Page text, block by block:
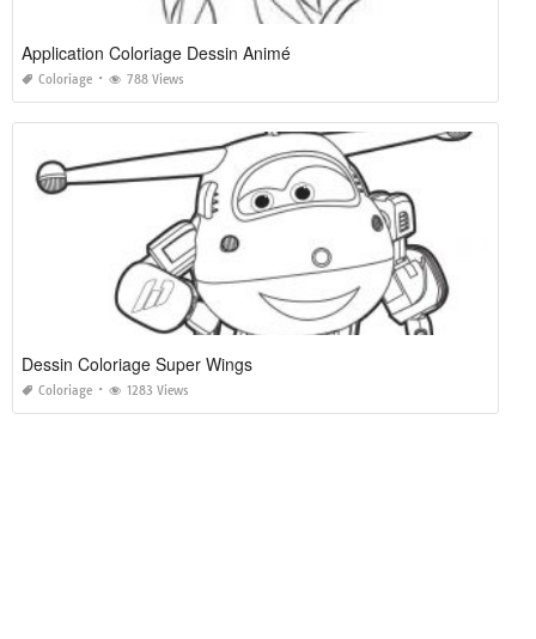
Application Coloriage Dessin Animé
Coloriage 788 Views
Dessin Coloriage Super Wings
Coloriage 1283 Views